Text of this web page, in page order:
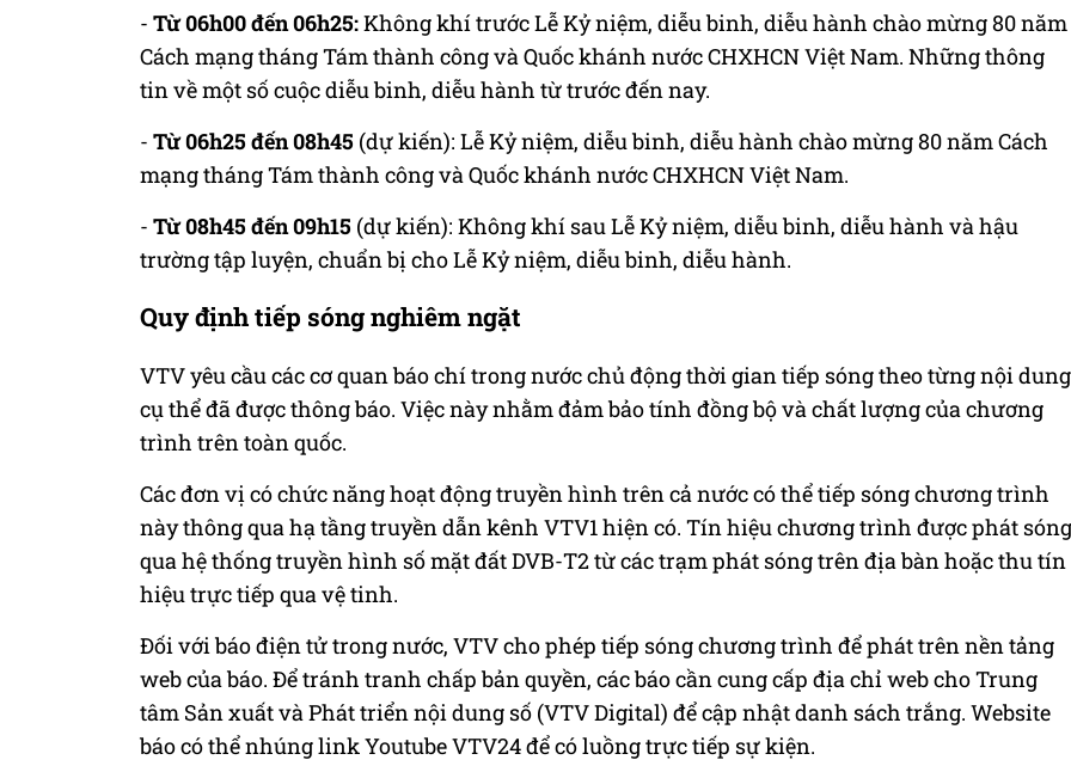
- Từ 06h00 đến 06h25:Không khí trước Lễ Kỷ niệm, diễu binh, diễu hành chào mừng 80 năm
Cách mạng tháng Tám thành công và Quốc khánh nước CHXHCN Việt Nam. Những thông
tin về một số cuộc diễu binh, diễu hành từ trước đến nay.
- Từ 06h25 đến 08h45 (dự kiến): Lễ Kỷ niệm, diễu binh, diễu hành chào mừng 80 năm Cách
mạng tháng Tám thành công và Quốc khánh nước CHXHCN Việt Nam.
- Từ 08h45 đến 09h15 (dự kiến): Không khí sau Lễ Kỷ niệm, diễu binh, diễu hành và hậu
trường tập luyện, chuẩn bị cho Lễ Kỷ niệm, diễu binh, diễu hành.
Quy định tiếp sóng nghiêm ngặt
VTV yêu cầu các cơ quan báo chí trong nước chủ động thời gian tiếp sóng theo từng nội dung
cụ thể đã được thông báo. Việc này nhằm đảm bảo tính đồng bộ và chất lượng của chương
trình trên toàn quốc.
Các đơn vị có chức năng hoạt động truyền hình trên cả nước có thể tiếp sóng chương trình
này thông qua hạ tầng truyền dẫn kênh VTV1 hiện có. Tín hiệu chương trình được phát sóng
qua hệ thống truyền hình số mặt đất DVB-T2 từ các trạm phát sóng trên địa bàn hoặc thu tín
hiệu trực tiếp qua vệ tinh.
Đối với báo điện tử trong nước, VTV cho phép tiếp sóng chương trình để phát trên nền tảng
web của báo. Để tránh tranh chấp bản quyền, các báo cần cung cấp địa chỉ web cho Trung
tâm Sản xuất và Phát triển nội dung số (VTV Digital) để cập nhật danh sách trắng. Website
báo có thể nhúng link Youtube VTV24 để có luồng trực tiếp sự kiện.